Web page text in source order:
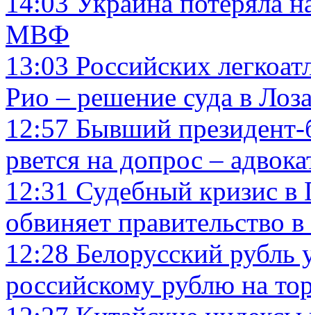
МВФ
13:03 Российских
Рио – решение суда в
12:57 Бывший президент-
рвется на допрос –
12:31 Судебный кризис в
обвиняет правительство
12:28 Белорусский рубль
российскому рублю на